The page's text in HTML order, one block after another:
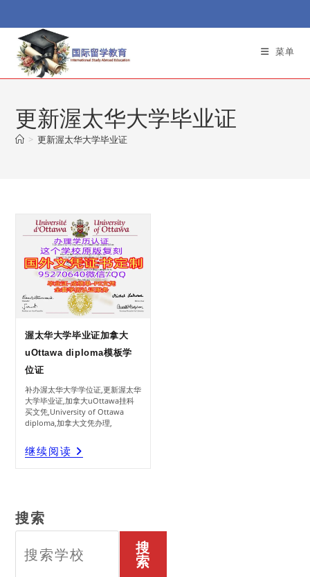
to
content
菜单
更新渥太华大学毕业证
> 更新渥太华大学毕业证
渥太华大学毕业证加拿大
uOttawa diploma模板学
位证
补办渥太华大学学位证,更新渥太华
大学毕业证,加拿大uOttawa挂科
买文凭,University of Ottawa
diploma,加拿大文凭办理,
继续阅读 渥
太
华
证
搜索
搜
索